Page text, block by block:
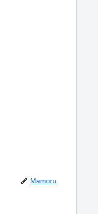
Mamoru